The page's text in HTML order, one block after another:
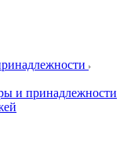
и принадлежности